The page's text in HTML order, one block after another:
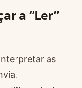
a “Ler”
as